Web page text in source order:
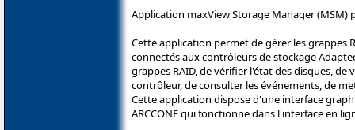
Application maxView Storage Manager (MSM)
Cette application permet de gérer les grappes
connectés aux contrôleurs de stockage
grappes RAID, de vérifier l'état des disques,
contrôleur, de consulter les événements, de
Cette application dispose d'une interface
ARCCONF qui fonctionne dans l'interface en